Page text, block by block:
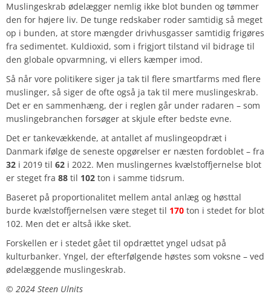
Muslingeskrab ødelægger nemlig ikke blot bunden og tømmer
den for højere liv. De tunge redskaber roder samtidig så meget
op i bunden, at store mængder drivhusgasser samtidig frigøres
fra sedimentet. Kuldioxid, som i frigjort tilstand vil bidrage til
den globale opvarmning, vi ellers kæmper imod.
Så når vore politikere siger ja tak til flere smartfarms med flere
muslinger, så siger de ofte også ja tak til mere muslingeskrab.
Det er en sammenhæng, der i reglen går under radaren – som
muslingebranchen forsøger at skjule efter bedste evne.
Det er tankevækkende, at antallet af muslingeopdræt i
Danmark ifølge de seneste opgørelser er næsten fordoblet – fra
32 i 2019 til 62 i 2022. Men muslingernes kvælstoffjernelse blot
er steget fra 88 til 102 ton i samme tidsrum.
Baseret på proportionalitet mellem antal anlæg og høsttal
burde kvælstoffjernelsen være steget til 170 ton i stedet for blot
102. Men det er altså ikke sket.
Forskellen er i stedet gået til opdrættet yngel udsat på
kulturbanker. Yngel, der efterfølgende høstes som voksne – ved
ødelæggende muslingeskrab.
©️ 2024 Steen Ulnits